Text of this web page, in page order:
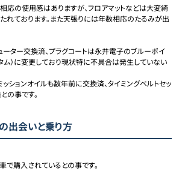
応の使用感はありますが、フロアマットなどは大変綺
れております。また天張りには年数相応のたるみが出
ーター交換済、プラグコートは永井電子のブルーポイ
ム）に変更しており現状特に不具合は発生していない
ッションオイルも数年前に交換済、タイミングベルトセッ
の事です。
出会いと乗り方
で購入されているとの事です。